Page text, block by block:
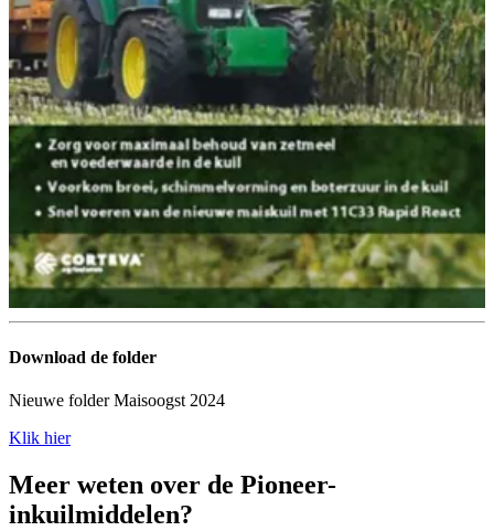
Download de folder
Nieuwe folder Maisoogst 2024
Klik hier
Meer weten over de Pioneer-
inkuilmiddelen?